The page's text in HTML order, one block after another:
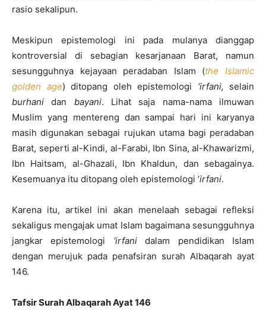
rasio sekalipun.
Meskipun epistemologi ini pada mulanya dianggap
kontroversial di sebagian kesarjanaan Barat, namun
sesungguhnya kejayaan peradaban Islam (the Islamic
golden age) ditopang oleh epistemologi ‘irfani, selain
burhanidan bayani. Lihat saja nama-nama ilmuwan
Muslim yang mentereng dan sampai hari ini karyanya
masih digunakan sebagai rujukan utama bagi peradaban
Barat, seperti al-Kindi, al-Farabi, Ibn Sina, al-Khawarizmi,
Ibn Haitsam, al-Ghazali, Ibn Khaldun, dan sebagainya.
Kesemuanya itu ditopang oleh epistemologi ‘irfani.
Karena itu, artikel ini akan menelaah sebagai refleksi
sekaligus mengajak umat Islam bagaimana sesungguhnya
jangkar epistemologi ‘irfanidalam pendidikan Islam
dengan merujuk pada penafsiran surah Albaqarah ayat
146.
Tafsir Surah Albaqarah Ayat 146